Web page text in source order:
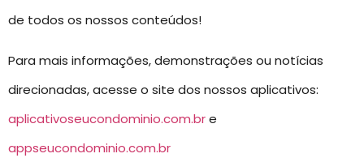
de todos os nossos conteúdos!
Para mais informações, demonstrações ou notícias
direcionadas, acesse o site dos nossos aplicativos:
aplicativoseucondominio.com.bre
appseucondominio.com.br